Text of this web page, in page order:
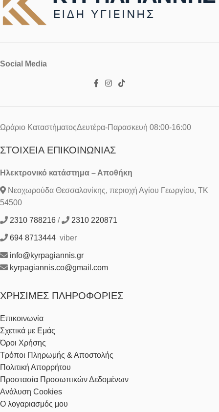
Social Media
Ωράριο ΚαταστήματοςΔευτέρα-Παρασκευή 08:00-16:00
ΣΤΟΙΧΕΊΑ ΕΠΙΚΟΙΝΩΝΊΑΣ
Ηλεκτρονικό κατάστημα – Αποθήκη
Νεοχωρούδα Θεσσαλονίκης, περιοχή Αγίου Γεωργίου, ΤΚ
54500
2310 788216 / 2310 220871
694 8713444 viber
info@kyrpagiannis.gr
kyrpagiannis.co@gmail.com
ΧΡΉΣΙΜΕΣ ΠΛΗΡΟΦΟΡΊΕΣ
Επικοινωνία
Σχετικά με Εμάς
Όροι Χρήσης
Τρόποι Πληρωμής & Αποστολής
Πολιτική Απορρήτου
Προστασία Προσωπικών Δεδομένων
Ανάλυση Cookies
Ο λογαριασμός μου